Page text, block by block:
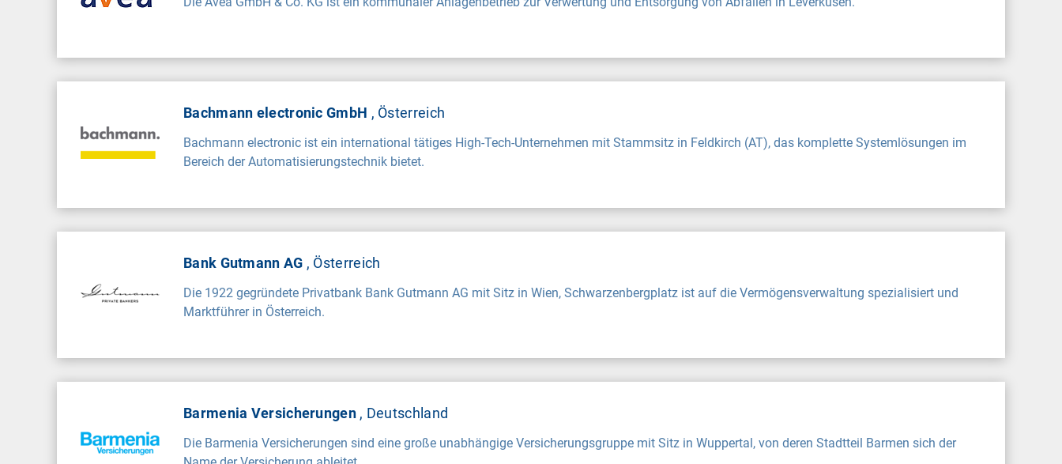
Bachmann electronic GmbH , Österreich
Bachmann electronic ist ein international tätiges High-Tech-Unternehmen mit Stammsitz in Feldkirch (AT), das komplette Systemlösungen im
Bereich der Automatisierungstechnik bietet.
Bank Gutmann AG , Österreich
Die 1922 gegründete Privatbank Bank Gutmann AG mit Sitz in Wien, Schwarzenbergplatz ist auf die Vermögensverwaltung spezialisiert und
Marktführer in Österreich.
Barmenia Versicherungen , Deutschland
Die Barmenia Versicherungen sind eine große unabhängige Versicherungsgruppe mit Sitz in Wuppertal, von deren Stadtteil Barmen sich der